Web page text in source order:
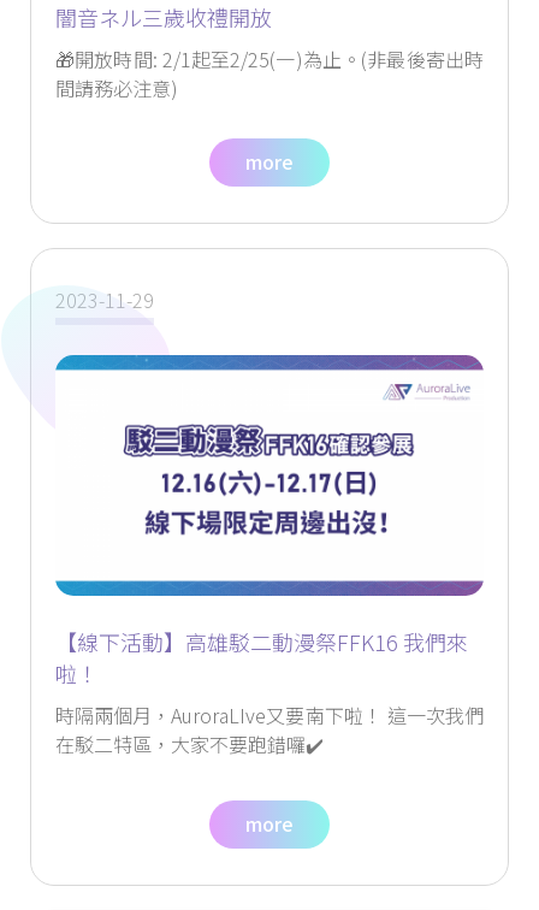
闇音ネル三歲收禮開放
🎁開放時間: 2/1起至2/25(一)為止。(非最後寄出時
間請務必注意)
more
2023-11-29
【線下活動】高雄駁二動漫祭FFK16 我們來
啦！
時隔兩個月，AuroraLIve又要南下啦！ 這一次我們
在駁二特區，大家不要跑錯囉✔️
more